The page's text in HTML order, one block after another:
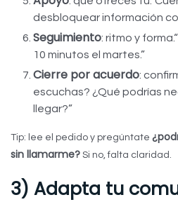
desbloquear información
Seguimiento: ritmo y forma.
10 minutos el martes.”
Cierre por acuerdo:
escuchas? ¿Qué podrías
llegar?”
Tip: lee el pedido y pregúntate
sin llamarme? Si no, falta claridad.
3) Adapta tu